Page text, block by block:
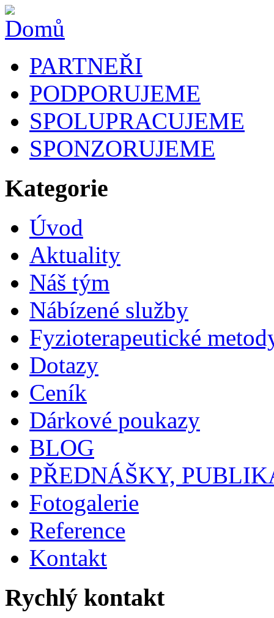
PARTNEŘI
PODPORUJEME
SPOLUPRACUJEME
SPONZORUJEME
Kategorie
Úvod
Aktuality
Náš tým
Nábízené služby
Fyzioterapeutické
Dotazy
Ceník
Dárkové poukazy
BLOG
PŘEDNÁŠKY,
Fotogalerie
Reference
Kontakt
Rychlý kontakt